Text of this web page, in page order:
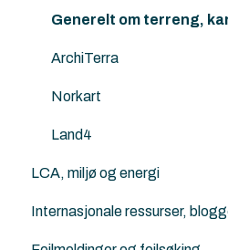
Archicad
Generelt om terreng,
ArchiTerra
Norkart
Land4
LCA, miljø og energi
Energievaluering
Internasjonale ressurser,